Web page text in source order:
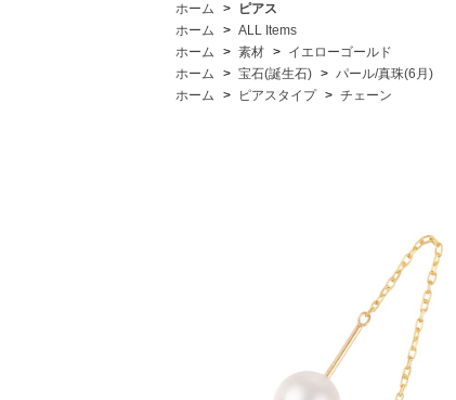
ホーム
ピアス
ホーム
ALL Items
ホーム
素材
イエローゴールド
ホーム
宝石(誕生石)
パール/真珠(6月)
ホーム
ピアスタイプ チェーン